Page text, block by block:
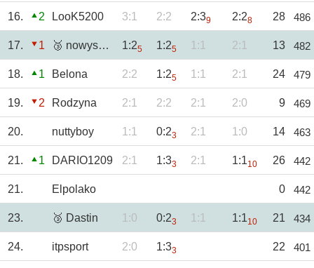
16. 2 LooK5200 3:1 2:2 2:39 2:28 28 486
17. 1 🥉 nowysacz 1:25 1:25 1:1 2:1 13 482
18. 1 Belona 2:2 1:25 1:1 2:1 24 479
19. 2 Rodzyna 2:1 2:2 2:1 2:0 9 469
20. nuttyboy 1:1 0:23 2:1 1:0 14 463
21. 1 DARIO1209 2:1 1:33 2:1 1:110 26 442
21. Elpolako 0 442
23. 🥉 Dastin 1:0 0:23 1:1 1:110 21 434
24. itpsport 2:0 1:33 22 401